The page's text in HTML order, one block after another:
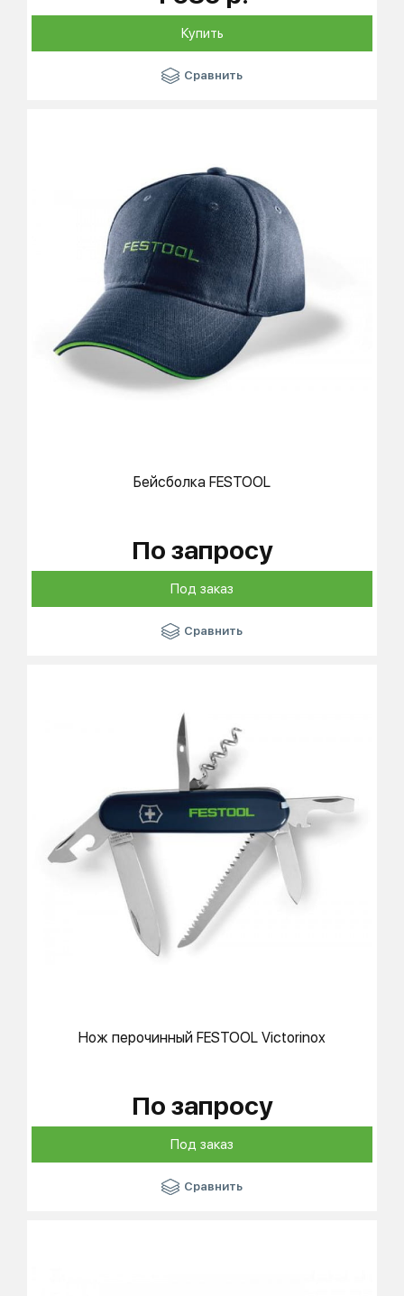
Купить
Сравнить
Бейсболка FESTOOL
По запросу
Под заказ
Сравнить
Нож перочинный FESTOOL Victorinox
По запросу
Под заказ
Сравнить